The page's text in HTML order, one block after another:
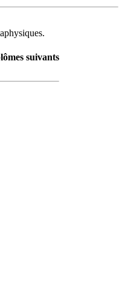
suivants